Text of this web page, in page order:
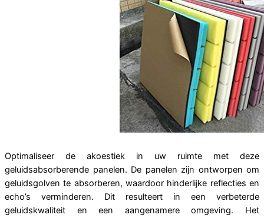
Optimaliseer de akoestiek in uw ruimte met deze
geluidsabsorberende panelen. De panelen zijn ontworpen om
geluidsgolven te absorberen, waardoor hinderlijke reflecties en
echo’s verminderen. Dit resulteert in een verbeterde
geluidskwaliteit en een aangenamere omgeving. Het